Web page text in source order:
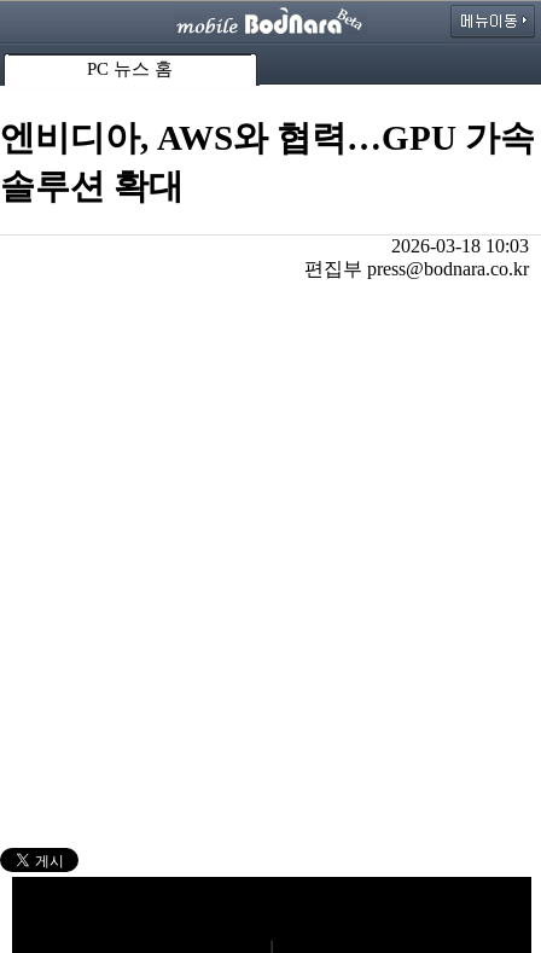
PC 뉴스 홈
엔비디아, AWS와 협력…GPU 가속
솔루션 확대
2026-03-18 10:03
편집부 press@bodnara.co.kr